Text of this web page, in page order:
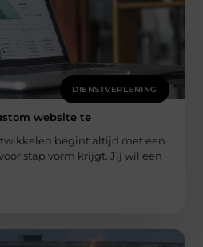
DIENSTVERLENING
website te
begint altijd met een
stap vorm krijgt. Jij wil een